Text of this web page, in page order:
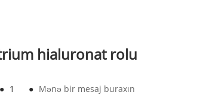
hialuronat rolu
● 1 ● Mənə bir mesaj buraxın